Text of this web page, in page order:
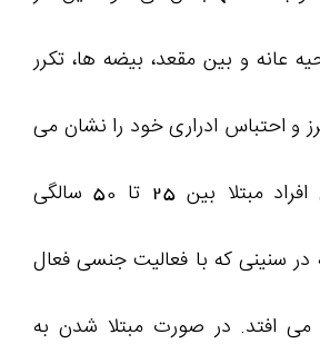
عانه و بین مقعد، بیضه ها، تکرر
و احتباس ادراری خود را نشان می
دهد. از نظر سنی افراد مبتلا بین 25 تا 50 سالگی
سنینی که با فعالیت جنسی فعال
می افتد. در صورت مبتلا شدن به